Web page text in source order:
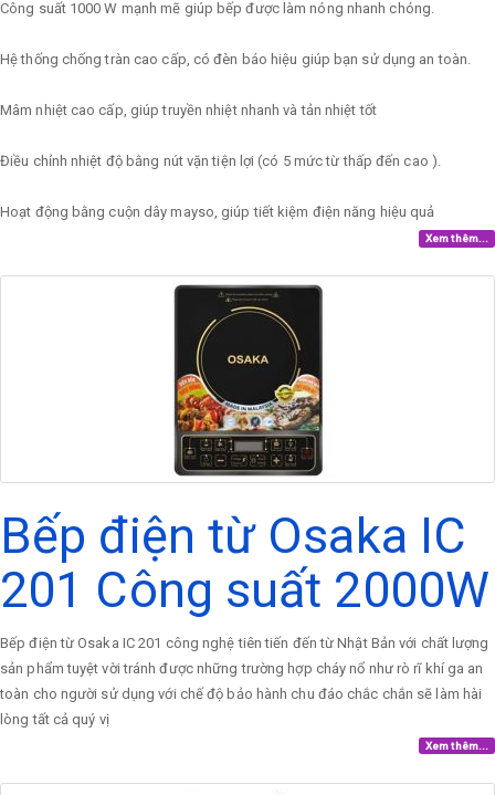
Công suất 1000 W mạnh mẽ giúp bếp được làm nóng nhanh chóng.
Hệ thống chống tràn cao cấp, có đèn báo hiệu giúp bạn sử dụng an toàn.
Mâm nhiệt cao cấp, giúp truyền nhiệt nhanh và tản nhiệt tốt
Điều chỉnh nhiệt độ bằng nút vặn tiện lợi (có 5 mức từ thấp đến cao ).
Hoạt động bằng cuộn dây mayso, giúp tiết kiệm điện năng hiệu quả
Xem thêm...
Bếp điện từ Osaka IC
201 Công suất 2000W
Bếp điện từ Osaka IC 201 công nghệ tiên tiến đến từ Nhật Bản với chất lượng
sản phẩm tuyệt vời tránh được những trường hợp cháy nổ như rò rĩ khí ga an
toàn cho người sử dụng với chế độ bảo hành chu đáo chắc chắn sẽ làm hài
lòng tất cả quý vị
Xem thêm...